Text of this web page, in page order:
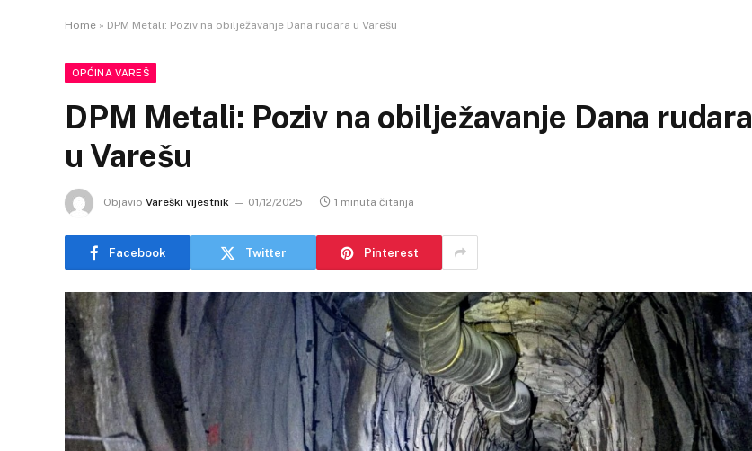
Home » DPM Metali: Poziv na obilježavanje Dana rudara u Varešu
OPĆINA VAREŠ
DPM Metali: Poziv na obilježavanje Dana rudara
u Varešu
Objavio Vareški vijestnik 01/12/2025 1 minuta čitanja
Facebook Twitter Pinterest